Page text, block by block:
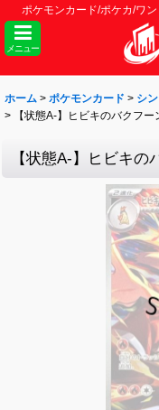
ポケモンカード/ポケカ/ワ
メニュー
ホーム > ポケモンカード > シ
>
【状態A-】ヒビキのバクフ
【状態A-】ヒビキ